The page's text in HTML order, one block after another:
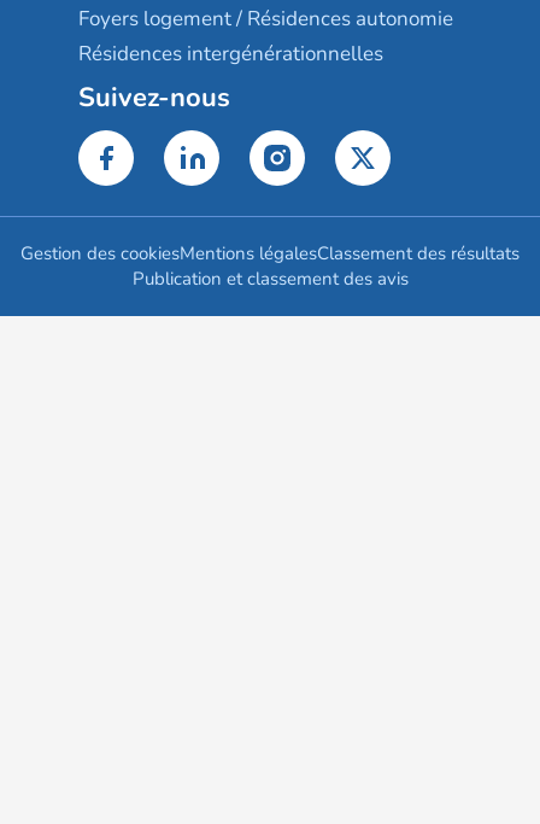
Foyers logement / Résidences autonomie
Résidences intergénérationnelles
Suivez-nous
Gestion des cookiesMentions légalesClassement des résultats
Publication et classement des avis